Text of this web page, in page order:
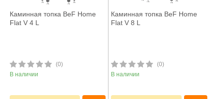
Каминная топка BeF Home
Flat V 4 L
(0)
В наличии
Каминная топка BeF Home
Flat V 8 L
(0)
В наличии